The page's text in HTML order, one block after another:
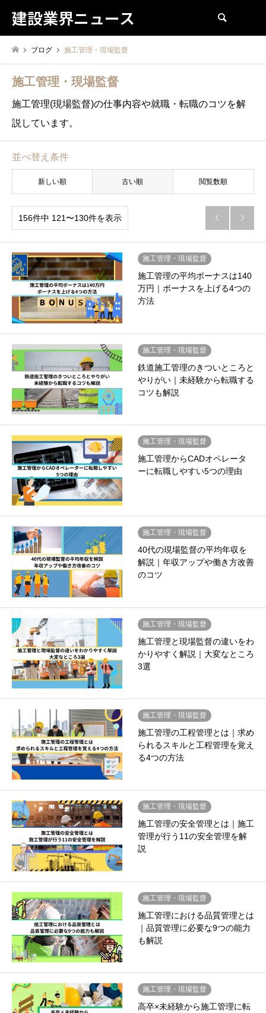
建設業界ニュース
ブログ 施工管理・現場監督
施工管理・現場監督
施工管理(現場監督)の仕事内容や就職・転職のコツを解
説しています。
並べ替え条件
新しい順 古い順 閲覧数順
156件中 121〜130件を表示  
施工管理・現場監督
施工管理の平均ボーナスは140
万円｜ボーナスを上げる4つの
方法
施工管理・現場監督
鉄道施工管理のきついところと
やりがい｜未経験から転職する
コツも解説
施工管理・現場監督
施工管理からCADオペレータ
ーに転職しやすい5つの理由
施工管理・現場監督
40代の現場監督の平均年収を
解説｜年収アップや働き方改善
のコツ
施工管理・現場監督
施工管理と現場監督の違いをわ
かりやすく解説｜大変なところ
3選
施工管理・現場監督
施工管理の工程管理とは｜求め
られるスキルと工程管理を覚え
る4つの方法
施工管理・現場監督
施工管理の安全管理とは｜施工
管理が行う11の安全管理を解
説
施工管理・現場監督
施工管理における品質管理とは
｜品質管理に必要な9つの能力
も解説
施工管理・現場監督
高卒×未経験から施工管理に転